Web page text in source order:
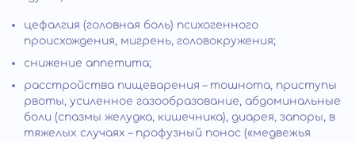
цефалгия (головная боль) психогенного
происхождения, мигрень, головокружения;
снижение аппетита;
расстройства пищеварения – тошнота, приступы
рвоты, усиленное газообразование, абдоминальные
боли (спазмы желудка, кишечника), диарея, запоры, в
тяжелых случаях – профузный понос («медвежья